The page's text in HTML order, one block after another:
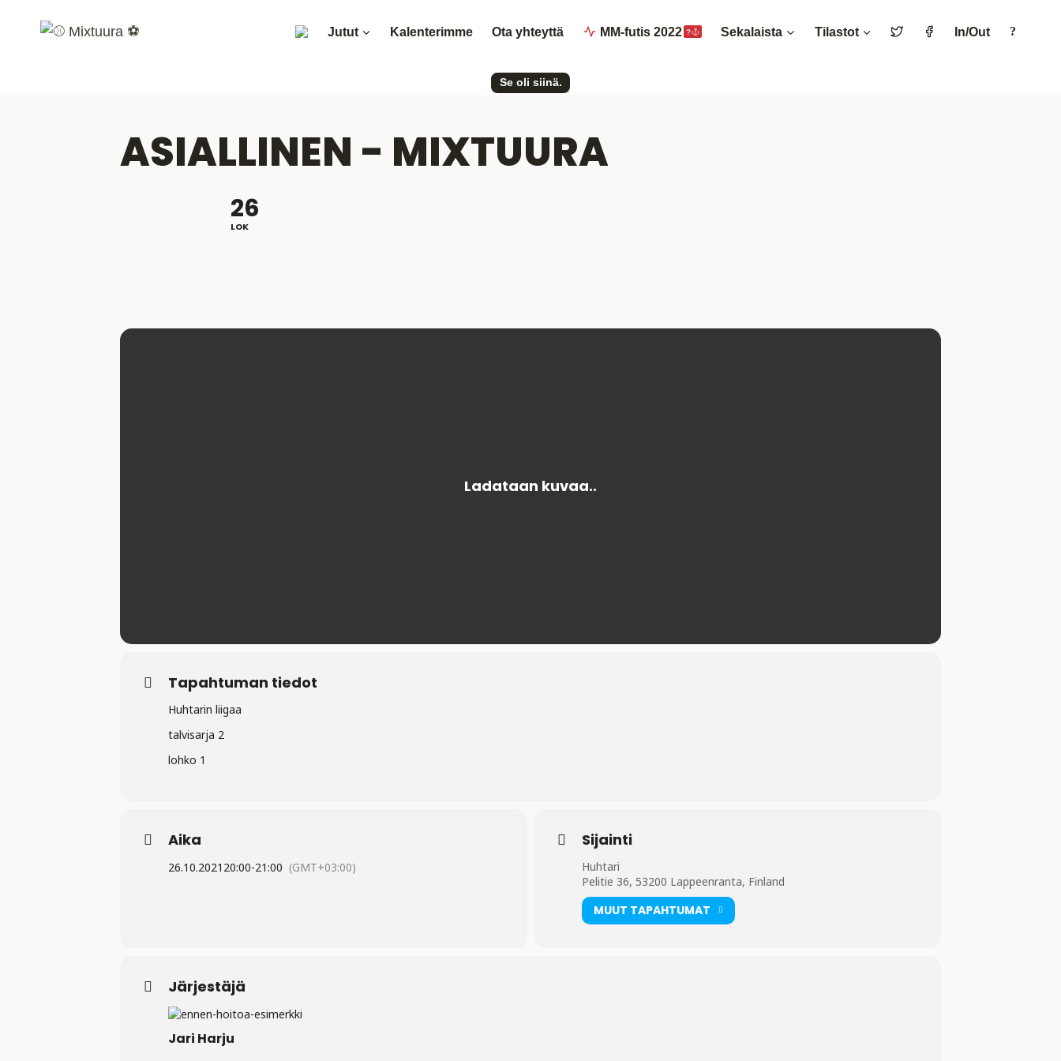
sisältöön
Jutut Kalenterimme Ota yhteyttä MM-futis 2022 ? Sekalaista Tilastot In/Out
Se oli siinä.
ASIALLINEN - MIXTUURA
26
LOK
Tapahtuman tiedot
Huhtarin liigaa
talvisarja 2
lohko 1
Aika
26.10.2021 20:00-21:00 (GMT+03:00)
Sijainti
Huhtari
Pelitie 36, 53200 Lappeenranta, Finland
MUUT TAPAHTUMAT
Järjestäjä
Jari Harju